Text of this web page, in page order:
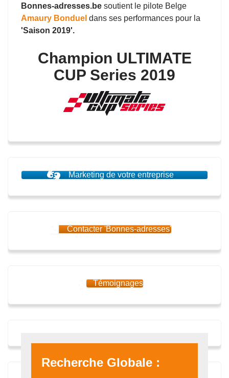
Bonnes-adresses.be soutient le pilote Belge
Amaury Bonduel dans ses performances pour la
'Saison 2019'.
Champion ULTIMATE
CUP Series 2019
Marketing de votre entreprise
Contacter 'Bonnes-adresses'
Témoignages
Recherche Globale :